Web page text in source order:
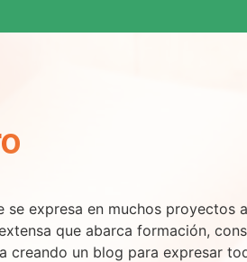
expresa en muchos proyectos
que abarca formación,
creando un blog para expresar